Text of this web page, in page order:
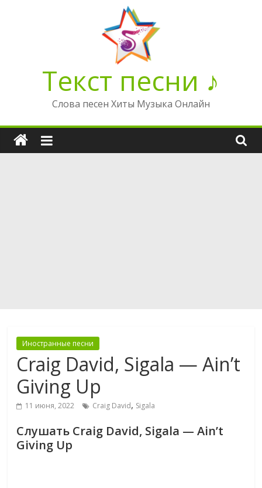
Текст песни ♪
Слова песен Хиты Музыка Онлайн
Иностранные песни
Craig David, Sigala — Ain’t
Giving Up
11 июня, 2022 Craig David, Sigala
Слушать Craig David, Sigala — Ain’t
Giving Up